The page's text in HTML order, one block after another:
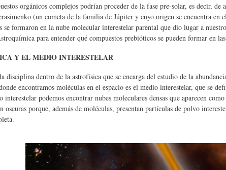
orgánicos complejos podrían proceder de la fase pre-solar, es decir, de
(un cometa de la familia de Júpiter y cuyo origen se encuentra en
se formaron en la nube molecular interestelar parental que dio lugar a
para entender qué compuestos prebióticos se pueden formar en
Y EL MEDIO INTERESTELAR
disciplina dentro de la astrofísica que se encarga del estudio de la
encontramos moléculas en el espacio es el medio interestelar, que se
podemos encontrar nubes moleculares densas que aparecen
oscuras porque, además de moléculas, presentan partículas de polvo